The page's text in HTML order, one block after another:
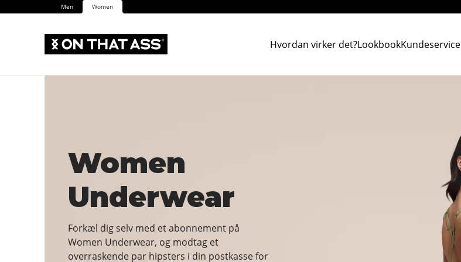
Men Women
Hvordan virker det?LookbookKundeservice
Women
Underwear
Forkæl dig selv med et abonnement på
Women Underwear, og modtag et
overraskende par hipsters i din postkasse for